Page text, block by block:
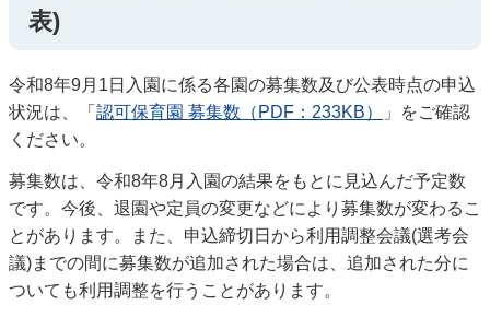
表)
令和8年9月1日入園に係る各園の募集数及び公表時点の申込
状況は、「 認可保育園 募集数（PDF：233KB）
」をご確認
ください。
募集数は、令和8年8月入園の結果をもとに見込んだ予定数
です。今後、退園や定員の変更などにより募集数が変わるこ
とがあります。また、申込締切日から利用調整会議(選考会
議)までの間に募集数が追加された場合は、追加された分に
ついても利用調整を行うことがあります。